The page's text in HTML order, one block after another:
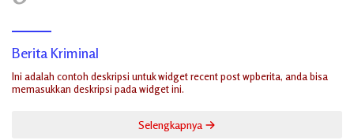
Berita Kriminal
Ini adalah contoh deskripsi untuk widget recent post wpberita, anda bisa
memasukkan deskripsi pada widget ini.
Selengkapnya